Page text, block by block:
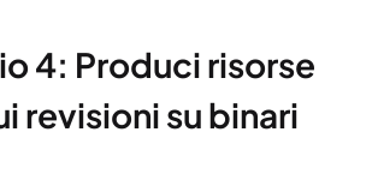
4: Produci risorse
revisioni su binari